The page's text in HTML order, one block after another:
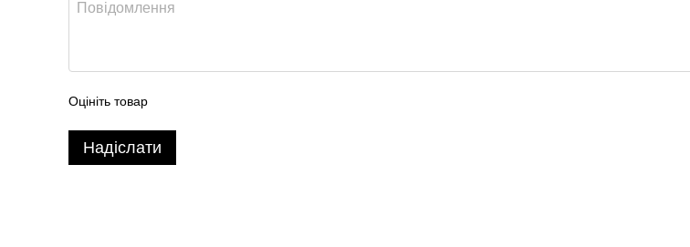
Оцініть товар
Надіслати